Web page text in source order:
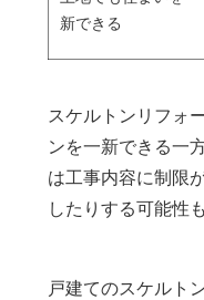
新できる
スケルトンリフォ
ンを一新できる一
は工事内容に制限
したりする可能性
戸建てのスケルト